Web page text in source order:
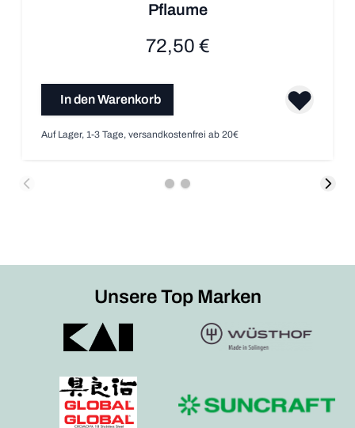
Pflaume
72,50 €
In den Warenkorb
Auf Lager, 1-3 Tage, versandkostenfrei ab 20€
Unsere Top Marken